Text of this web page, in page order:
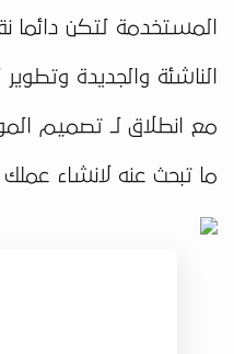
المستخدمة لتكن دائما
الناشئة والجديدة
مع انطلاق لـ تصميم
ما تبحث عنه لانشاء